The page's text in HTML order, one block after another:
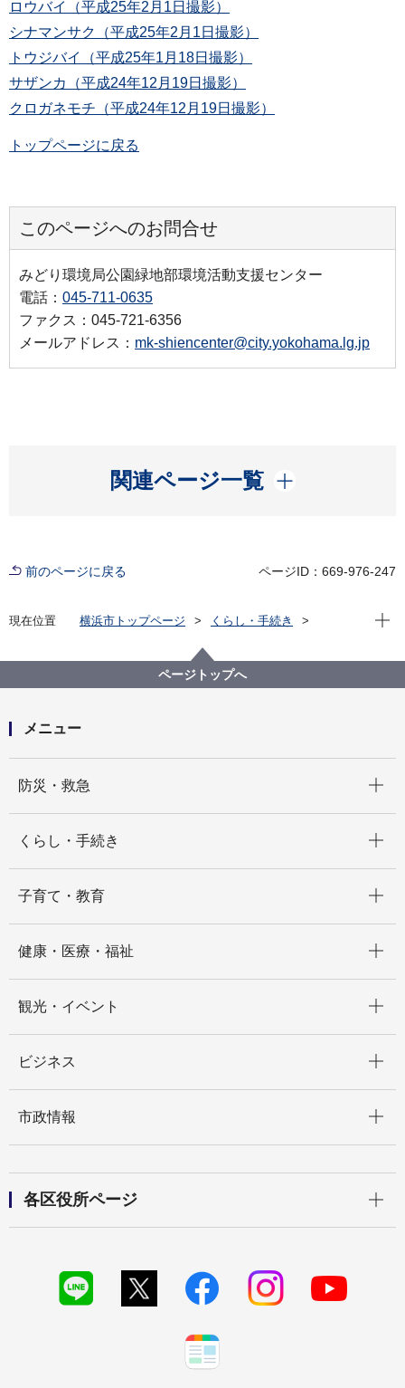
ロウバイ（平成25年2月1日撮影）
シナマンサク（平成25年2月1日撮影）
トウジバイ（平成25年1月18日撮影）
サザンカ（平成24年12月19日撮影）
クロガネモチ（平成24年12月19日撮影）
トップページに戻る
このページへのお問合せ
みどり環境局公園緑地部環境活動支援センター
電話： 045-711-0635
ファクス：045-721-6356
メールアドレス： mk-shiencenter@city.yokohama.lg.jp
関連ページ一覧
開く
前のページに戻る ページID：669-976-247
現在位置 横浜市トップページ
くらし・手続き
環境活動支援センター
環境活動支援センター見ごろの植物紹介
環境活動支援センター 季節の植物紹介
現在
ページトップへ
メニュー
防災・救急
くらし・手続き
子育て・教育
健康・医療・福祉
観光・イベント
ビジネス
市政情報
各区役所ページ